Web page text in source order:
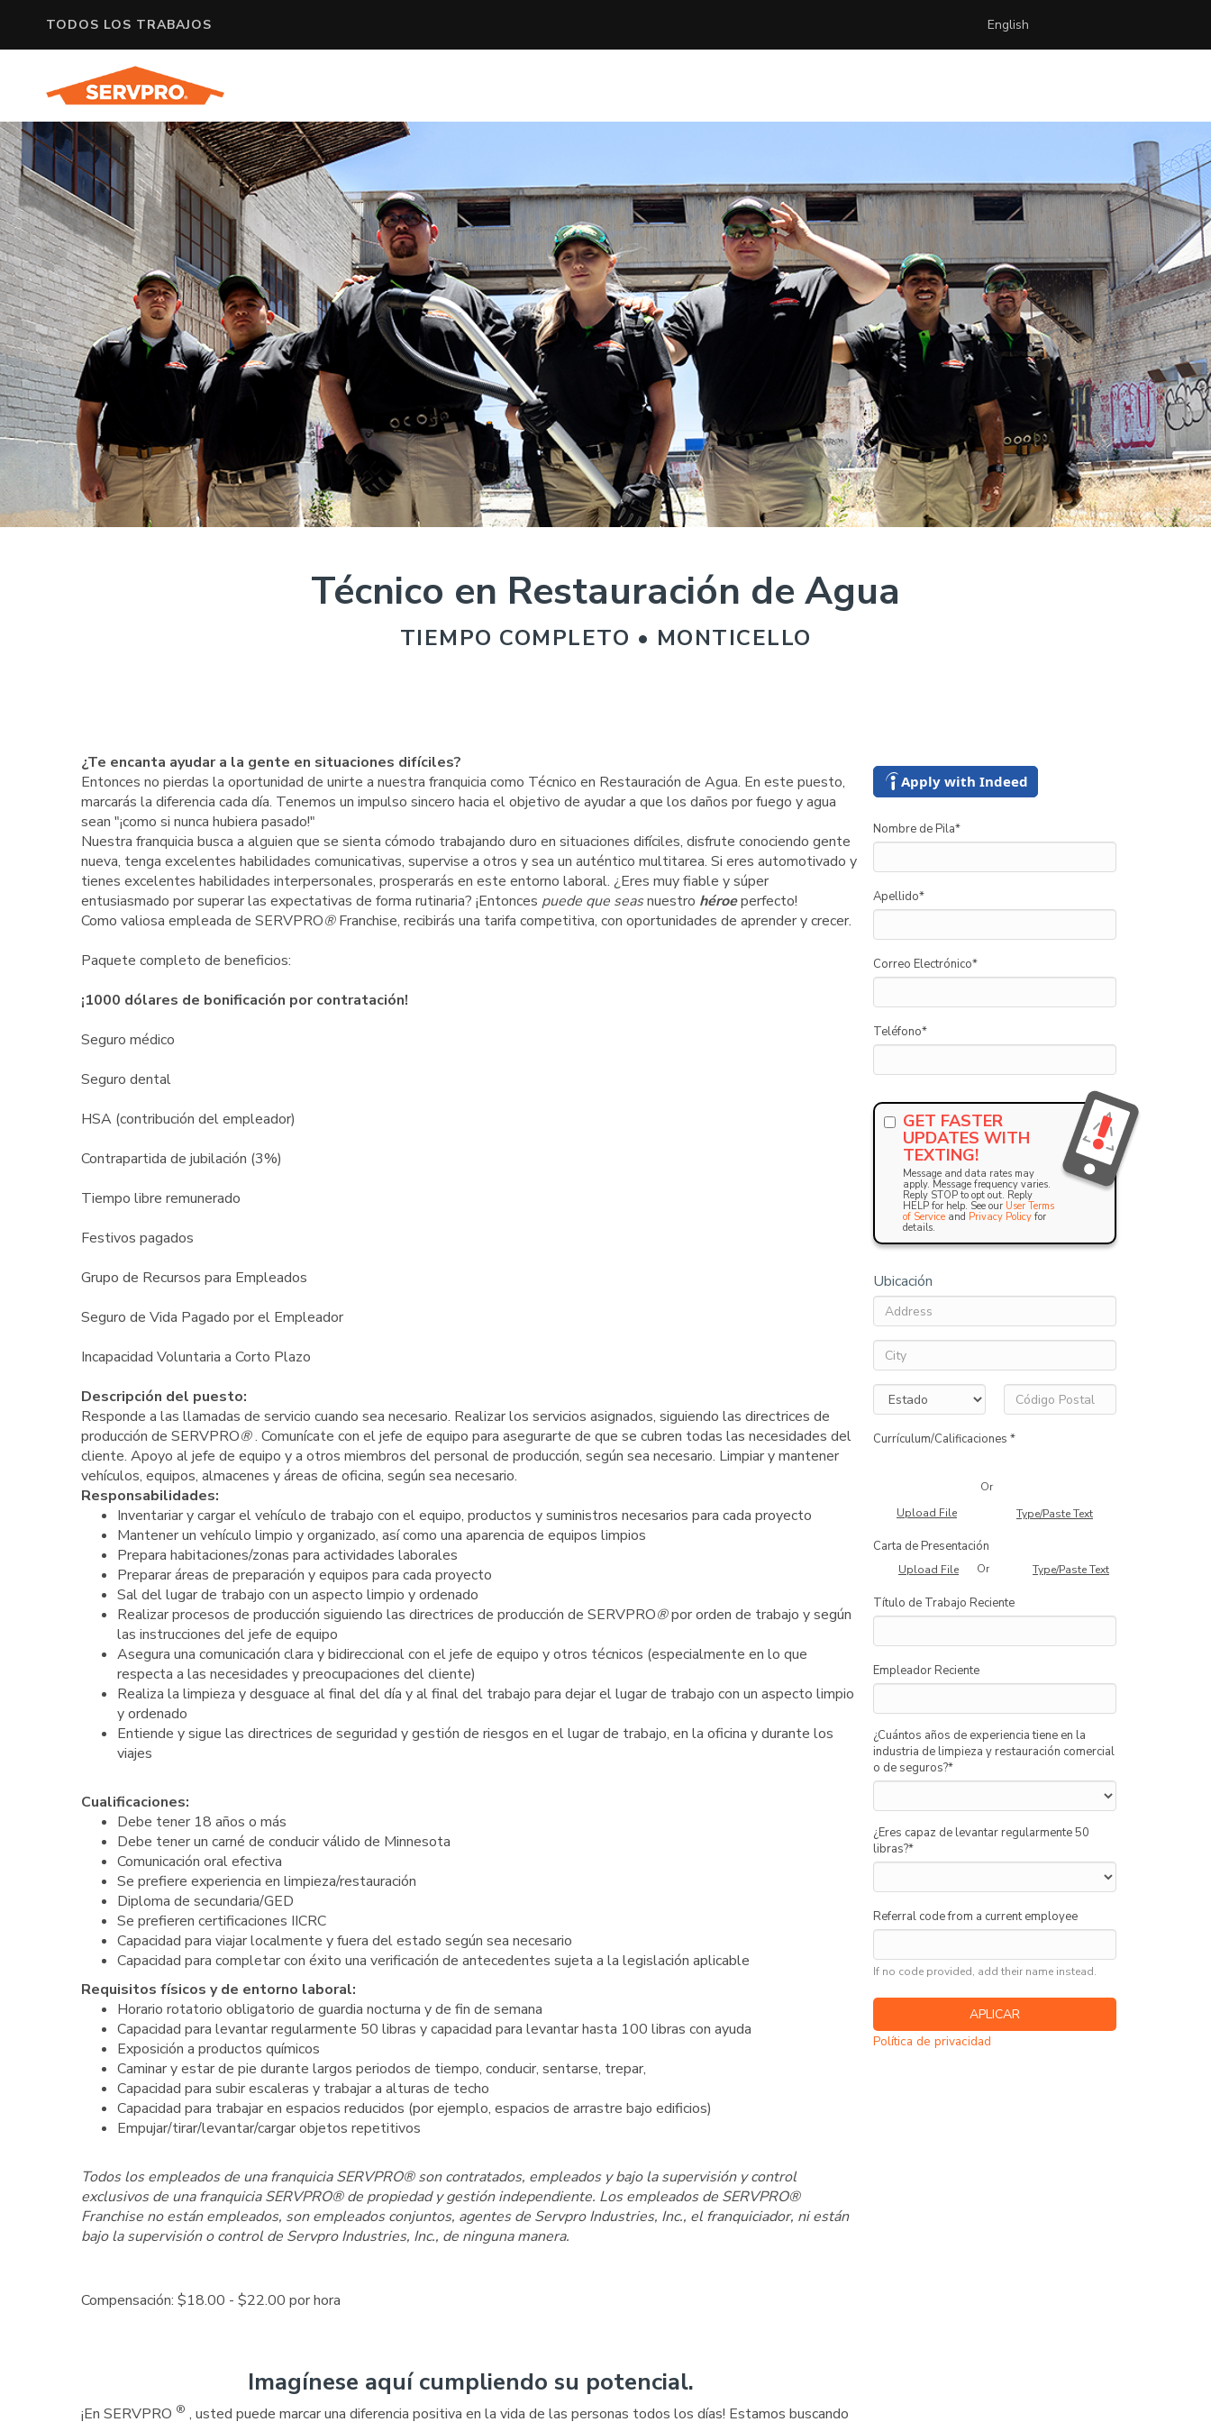
TODOS LOS TRABAJOS English
Técnico en Restauración de Agua
TIEMPO COMPLETO • MONTICELLO
¿Te encanta ayudar a la gente en situaciones difíciles?
Entonces no pierdas la oportunidad de unirte a nuestra franquicia como Técnico en Restauración de Agua. En este puesto,
marcarás la diferencia cada día. Tenemos un impulso sincero hacia el objetivo de ayudar a que los daños por fuego y agua
sean "¡como si nunca hubiera pasado!"
Nuestra franquicia busca a alguien que se sienta cómodo trabajando duro en situaciones difíciles, disfrute conociendo gente
nueva, tenga excelentes habilidades comunicativas, supervise a otros y sea un auténtico multitarea. Si eres automotivado y
tienes excelentes habilidades interpersonales, prosperarás en este entorno laboral. ¿Eres muy fiable y súper
entusiasmado por superar las expectativas de forma rutinaria? ¡Entonces puede que seasnuestro héroeperfecto!
Como valiosa empleada de SERVPRO®Franchise, recibirás una tarifa competitiva, con oportunidades de aprender y crecer.
Paquete completo de beneficios:
¡1000 dólares de bonificación por contratación!
Seguro médico
Seguro dental
HSA (contribución del empleador)
Contrapartida de jubilación (3%)
Tiempo libre remunerado
Festivos pagados
Grupo de Recursos para Empleados
Seguro de Vida Pagado por el Empleador
Incapacidad Voluntaria a Corto Plazo
Descripción del puesto:
Responde a las llamadas de servicio cuando sea necesario. Realizar los servicios asignados, siguiendo las directrices de
producción de SERVPRO®. Comunícate con el jefe de equipo para asegurarte de que se cubren todas las necesidades del
cliente. Apoyo al jefe de equipo y a otros miembros del personal de producción, según sea necesario. Limpiar y mantener
vehículos, equipos, almacenes y áreas de oficina, según sea necesario.
Responsabilidades:
Inventariar y cargar el vehículo de trabajo con el equipo, productos y suministros necesarios para cada proyecto
Mantener un vehículo limpio y organizado, así como una aparencia de equipos limpios
Prepara habitaciones/zonas para actividades laborales
Preparar áreas de preparación y equipos para cada proyecto
Sal del lugar de trabajo con un aspecto limpio y ordenado
Realizar procesos de producción siguiendo las directrices de producción de SERVPRO®por orden de trabajo y según
las instrucciones del jefe de equipo
Asegura una comunicación clara y bidireccional con el jefe de equipo y otros técnicos (especialmente en lo que
respecta a las necesidades y preocupaciones del cliente)
Realiza la limpieza y desguace al final del día y al final del trabajo para dejar el lugar de trabajo con un aspecto limpio
y ordenado
Entiende y sigue las directrices de seguridad y gestión de riesgos en el lugar de trabajo, en la oficina y durante los
viajes
Cualificaciones:
Debe tener 18 años o más
Debe tener un carné de conducir válido de Minnesota
Comunicación oral efectiva
Se prefiere experiencia en limpieza/restauración
Diploma de secundaria/GED
Se prefieren certificaciones IICRC
Capacidad para viajar localmente y fuera del estado según sea necesario
Capacidad para completar con éxito una verificación de antecedentes sujeta a la legislación aplicable
Requisitos físicos y de entorno laboral:
Horario rotatorio obligatorio de guardia nocturna y de fin de semana
Capacidad para levantar regularmente 50 libras y capacidad para levantar hasta 100 libras con ayuda
Exposición a productos químicos
Caminar y estar de pie durante largos periodos de tiempo, conducir, sentarse, trepar,
Capacidad para subir escaleras y trabajar a alturas de techo
Capacidad para trabajar en espacios reducidos (por ejemplo, espacios de arrastre bajo edificios)
Empujar/tirar/levantar/cargar objetos repetitivos
Todos los empleados de una franquicia SERVPRO® son contratados, empleados y bajo la supervisión y control
exclusivos de una franquicia SERVPRO® de propiedad y gestión independiente. Los empleados de SERVPRO®
Franchise no están empleados, son empleados conjuntos, agentes de Servpro Industries, Inc., el franquiciador, ni están
bajo la supervisión o control de Servpro Industries, Inc., de ninguna manera.
Compensación: $18.00 - $22.00 por hora
Imagínese aquí cumpliendo su potencial.
¡En SERVPRO ® , usted puede marcar una diferencia positiva en la vida de las personas todos los días! Estamos buscando
Apply with Indeed
Nombre de Pila*
Apellido*
Correo Electrónico*
Teléfono*
GET FASTER
UPDATES WITH
TEXTING!
Message and data rates may
apply. Message frequency varies.
Reply STOP to opt out. Reply
HELP for help. See our User Terms
of Service and Privacy Policy for
details.
Ubicación
Currículum/Calificaciones *
Upload File
Or
Type/Paste Text
Carta de Presentación
Upload File Or Type/Paste Text
Título de Trabajo Reciente
Empleador Reciente
¿Cuántos años de experiencia tiene en la
industria de limpieza y restauración comercial
o de seguros?*
¿Eres capaz de levantar regularmente 50
libras?*
Referral code from a current employee
If no code provided, add their name instead.
Política de privacidad